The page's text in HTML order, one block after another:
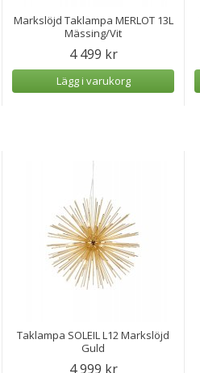
Markslöjd Taklampa MERLOT 13L
Mässing/Vit
4 499 kr
Lägg i varukorg
Taklampa SOLEIL L12 Markslöjd
Guld
4 999 kr